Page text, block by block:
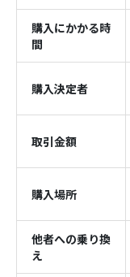
購入にかかる時
間
購入決定者
取引金額
購入場所
他者への乗り換
え